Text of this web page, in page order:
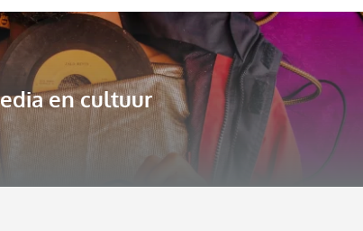
en cultuur